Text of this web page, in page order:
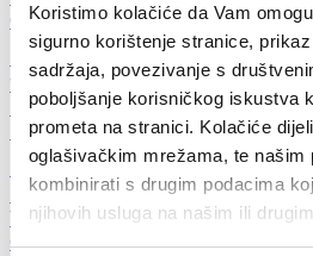
Koristimo kolačiće da Vam
sigurno korištenje stranice,
sadržaja, povezivanje s
poboljšanje korisničkog iskustva
prometa na stranici. Kolačiće
oglašivačkim mrežama, te našim
kombinirati s drugim podacima
njihovih usluga na našim ili
Ostalo
Maslac od oraha
100% namazi iz orašastih
Slatki namazi od orašastih
Proteinski namazi od orašastih
Superfood
Zelena superhrana
Vlakna
Ostala superhrana